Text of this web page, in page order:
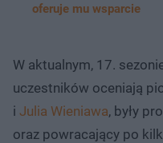
oferuje mu wsparcie
W aktualnym, 17.
uczestników oceniają
i Julia Wieniawa, były
oraz powracający po